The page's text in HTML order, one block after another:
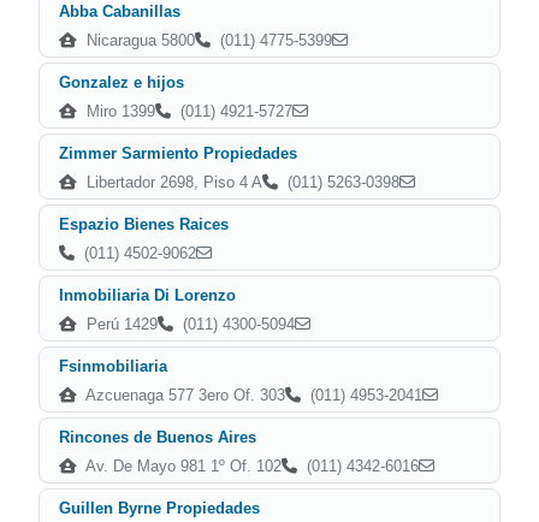
Abba Cabanillas
Nicaragua 5800
(011) 4775-5399
Gonzalez e hijos
Miro 1399
(011) 4921-5727
Zimmer Sarmiento Propiedades
Libertador 2698, Piso 4 A
(011) 5263-0398
Espazio Bienes Raices
(011) 4502-9062
Inmobiliaria Di Lorenzo
Perú 1429
(011) 4300-5094
Fsinmobiliaria
Azcuenaga 577 3ero Of. 303
(011) 4953-2041
Rincones de Buenos Aires
Av. De Mayo 981 1º Of. 102
(011) 4342-6016
Guillen Byrne Propiedades